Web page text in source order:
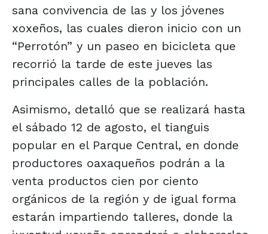
sana convivencia de las y los jóvenes
xoxeños, las cuales dieron inicio con un
“Perrotón” y un paseo en bicicleta que
recorrió la tarde de este jueves las
principales calles de la población.
Asimismo, detalló que se realizará hasta
el sábado 12 de agosto, el tianguis
popular en el Parque Central, en donde
productores oaxaqueños podrán a la
venta productos cien por ciento
orgánicos de la región y de igual forma
estarán impartiendo talleres, donde la